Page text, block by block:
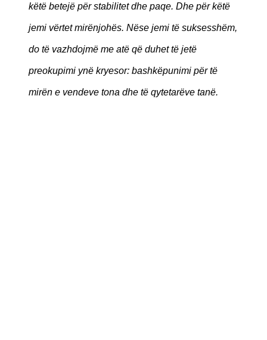
këtë betejë për stabilitet dhe paqe. Dhe për këtë
jemi vërtet mirënjohës. Nëse jemi të suksesshëm,
do të vazhdojmë me atë që duhet të jetë
preokupimi ynë kryesor: bashkëpunimi për të
mirën e vendeve tona dhe të qytetarëve tanë.